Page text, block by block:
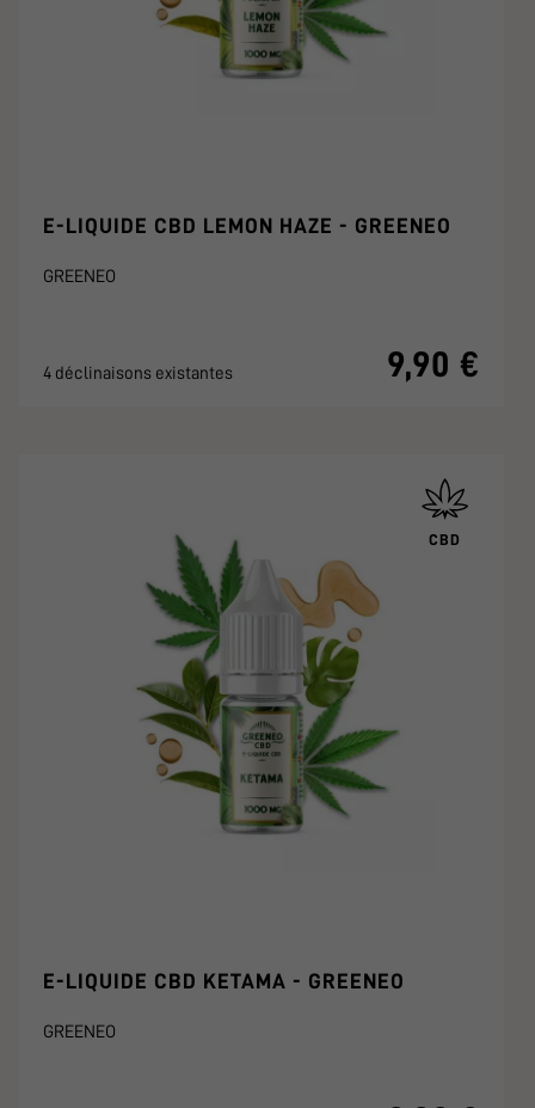
E-LIQUIDE CBD LEMON HAZE - GREENEO
GREENEO
4 déclinaisons existantes 9,90 €
CBD
E-LIQUIDE CBD KETAMA - GREENEO
GREENEO